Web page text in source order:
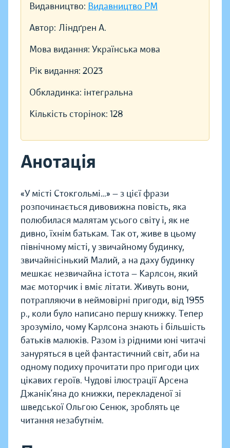
Видавництво: Видавництво РМ
Автор: Ліндґрен А.
Мова видання: Українська мова
Рік видання: 2023
Обкладинка: інтегральна
Кількість сторінок: 128
Анотація
«У місті Стокгольмі…» — з цієї фрази
розпочинається дивовижна повість, яка
полюбилася малятам усього світу і, як не
дивно, їхнім батькам. Так от, живе в цьому
північному місті, у звичайному будинку,
звичайнісінький Малий, а на даху будинку
мешкає незвичайна істота — Карлсон, який
має моторчик і вміє літати. Живуть вони,
потрапляючи в неймовірні пригоди, від 1955
р., коли було написано першу книжку. Тепер
зрозуміло, чому Карлсона знають і більшість
батьків малюків. Разом із рідними юні читачі
зануряться в цей фантастичний світ, аби на
одному подиху прочитати про пригоди цих
цікавих героїв. Чудові ілюстрації Арсена
Джанік’яна до книжки, перекладеної зі
шведської Ольгою Сенюк, зроблять це
читання незабутнім.